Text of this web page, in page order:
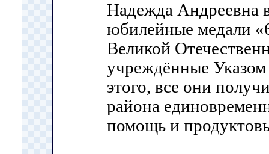
Надежда Андреевна
юбилейные медали
Великой
учреждённые
этого, все они
района
помощь и